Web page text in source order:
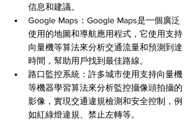
信息和建議。
Google Maps：Google Maps是一個廣泛
使用的地圖和導航應用程式，它使用支持
向量機等算法來分析交通流量和預測到達
時間，幫助用戶找到最佳路線。
路口監控系統：許多城市使用支持向量機
等機器學習算法來分析監控攝像頭拍攝的
影像，實現交通違規檢測和安全控制，例
如紅綠燈違規、禁止左轉等。